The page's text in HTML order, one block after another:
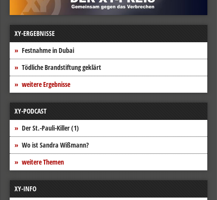
XY-ERGEBNISSE
Festnahme in Dubai
Tödliche Brandstiftung geklärt
weitere Ergebnisse
XY-PODCAST
Der St.-Pauli-Killer (1)
Wo ist Sandra Wißmann?
weitere Themen
XY-INFO